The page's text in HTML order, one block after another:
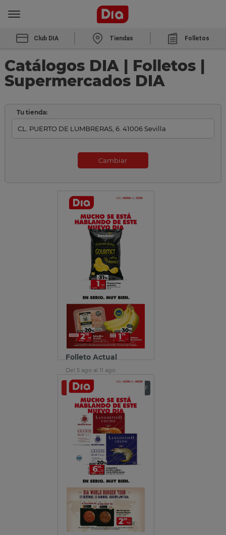
Club DIA Tiendas Folletos
Catálogos DIA | Folletos |
Supermercados DIA
Tu tienda:
Cambiar
Folleto Actual
Del 5 ago al 11 ago
Ver folleto Descargar PDF